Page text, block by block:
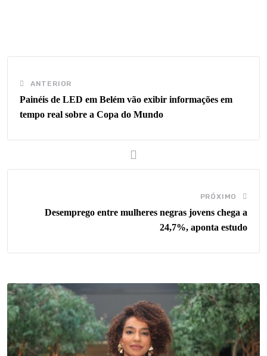
ANTERIOR
Painéis de LED em Belém vão exibir informações em
tempo real sobre a Copa do Mundo
PRÓXIMO
Desemprego entre mulheres negras jovens chega a
24,7%, aponta estudo